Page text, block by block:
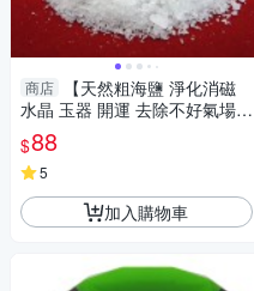
商店
【天然粗海鹽 淨化消磁
水晶 玉器 開運 去除不好氣場
每包約150公克】
$88
5
加入購物車